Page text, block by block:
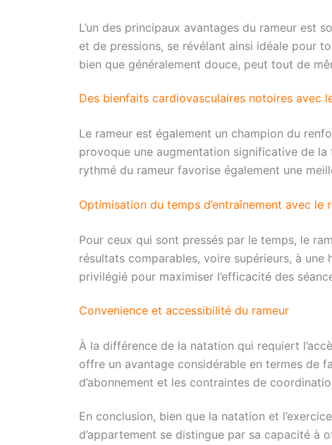
L’un des principaux avantages du rameur
et de pressions, se révélant ainsi idéale pour
bien que généralement douce, peut tout de
Des bienfaits cardiovasculaires notoires avec
Le rameur est également un champion du
provoque une augmentation significative de
rythmé du rameur favorise également une
Optimisation du temps d’entraînement avec le
Pour ceux qui sont pressés par le temps, le
résultats comparables, voire supérieurs, à
privilégié pour maximiser l’efficacité des
Convenience et accessibilité du rameur
À la différence de la natation qui requiert
offre un avantage considérable en termes de
d’abonnement et les contraintes de
En conclusion, bien que la natation et
d’appartement se distingue par sa capacité